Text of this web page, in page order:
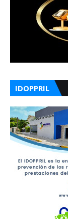
IDOPPRIL